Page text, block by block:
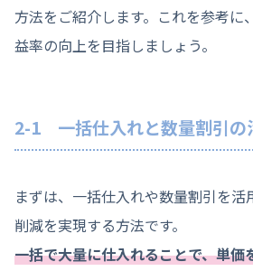
方法をご紹介します。これを参考に
益率の向上を目指しましょう。
2-1 一括仕入れと数量割引の
まずは、一括仕入れや数量割引を活
削減を実現する方法です。
一括で大量に仕入れることで、単価